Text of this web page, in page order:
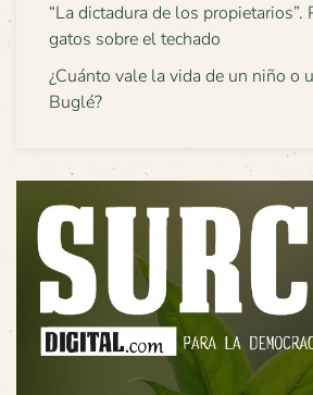
“La dictadura de los propietarios”.
gatos sobre el techado
¿Cuánto vale la vida de un niño o
Buglé?